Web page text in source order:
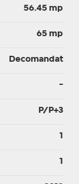
56.45 mp
65 mp
Decomandat
-
P/P+3
1
1